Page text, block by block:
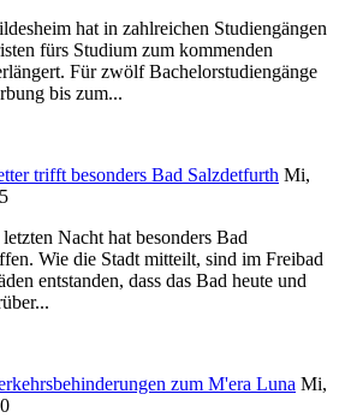
hat in zahlreichen Studiengängen
fürs Studium zum kommenden
Für zwölf Bachelorstudiengänge
bis zum...
trifft besonders Bad Salzdetfurth Mi,
Nacht hat besonders Bad
Wie die Stadt mitteilt, sind im Freibad
entstanden, dass das Bad heute und
zum M'era Luna Mi,